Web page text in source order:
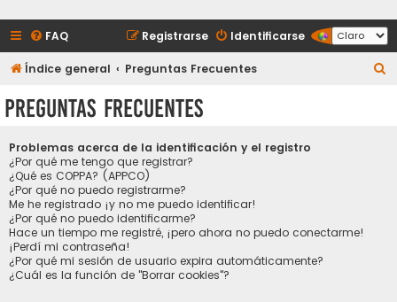
FAQ Identificarse
Registrarse
Índice general Preguntas Frecuentes
Preguntas Frecuentes
Problemas acerca de la identificación y el registro
¿Por qué me tengo que registrar?
¿Qué es COPPA? (APPCO)
¿Por qué no puedo registrarme?
Me he registrado ¡y no me puedo identificar!
¿Por qué no puedo identificarme?
Hace un tiempo me registré, ¡pero ahora no puedo conectarme!
¡Perdí mi contraseña!
¿Por qué mi sesión de usuario expira automáticamente?
¿Cuál es la función de "Borrar cookies"?